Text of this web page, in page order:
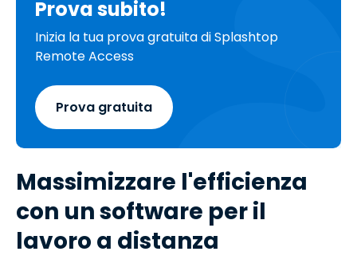
Prova subito!
Inizia la tua prova gratuita di Splashtop
Remote Access
Prova gratuita
Massimizzare l'efficienza
con un software per il
lavoro a distanza